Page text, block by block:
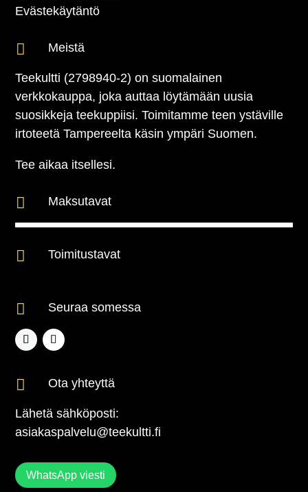
Evästekäytäntö
 Meistä
Teekultti (2798940-2) on suomalainen
verkkokauppa, joka auttaa löytämään uusia
suosikkeja teekuppiisi. Toimitamme teen ystäville
irtoteetä Tampereelta käsin ympäri Suomen.
Tee aikaa itsellesi.
 Maksutavat
 Toimitustavat
 Seuraa somessa
 Ota yhteyttä
Lähetä sähköposti:
asiakaspalvelu@teekultti.fi
WhatsApp viesti